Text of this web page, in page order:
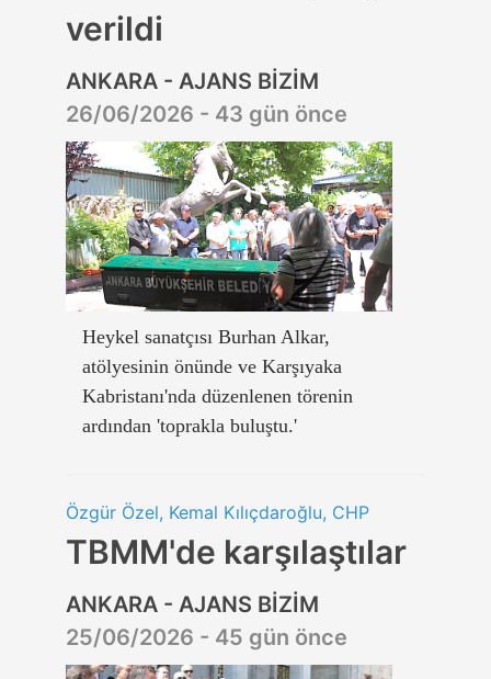
verildi
ANKARA - AJANS BİZİM
26/06/2026 - 43 gün önce
Heykel sanatçısı Burhan Alkar,
atölyesinin önünde ve Karşıyaka
Kabristanı'nda düzenlenen törenin
ardından 'toprakla buluştu.'
Özgür Özel, Kemal Kılıçdaroğlu, CHP
TBMM'de karşılaştılar
ANKARA - AJANS BİZİM
25/06/2026 - 45 gün önce